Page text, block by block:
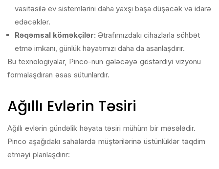
vasitəsilə ev sistemlərini daha yaxşı başa düşəcək və idarə
edəcəklər.
Rəqəmsal köməkçilər: Ətrafımızdakı cihazlarla söhbət
etmə imkanı, günlük həyatımızı daha da asanlaşdırır.
Bu texnologiyalar, Pinco-nun gələcəyə göstərdiyi vizyonu
formalaşdıran əsas sütunlardır.
Ağıllı Evlərin Təsiri
Ağıllı evlərin gündəlik həyata təsiri mühüm bir məsələdir.
Pinco aşağıdakı sahələrdə müştərilərinə üstünlüklər təqdim
etməyi planlaşdırır: